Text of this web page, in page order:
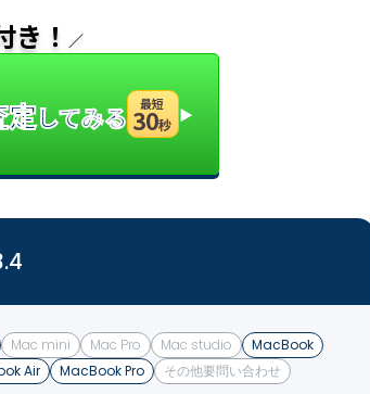
！ ／
してみる 最短
30秒 ▶
Mac mini Mac Pro Mac studio
MacBook
Air
MacBook Pro その他要問い合わせ